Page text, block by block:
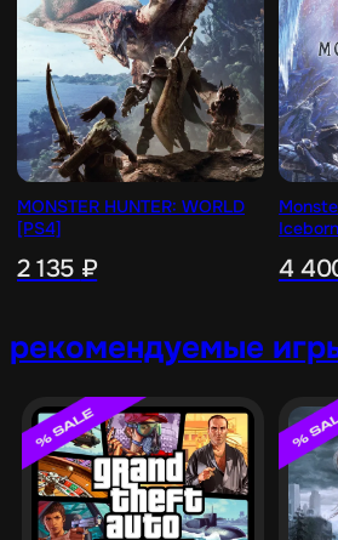
MONSTER HUNTER: WORLD
[PS4]
2 135 ₽ 4
рекомендуемые